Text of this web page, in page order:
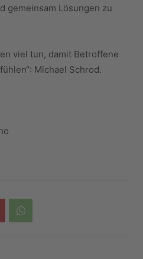
gemeinsam Lösungen zu
viel tun, damit Betroffene
Michael Schrod.